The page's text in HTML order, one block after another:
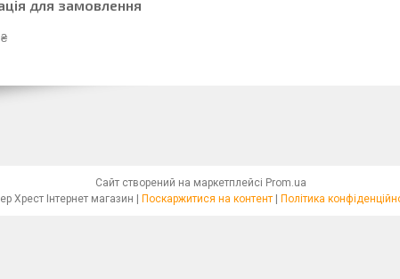
для замовлення
Сайт створений на маркетплейсі Prom.ua
Бісер Хрест Інтернет магазин | Поскаржитися на контент | Політика